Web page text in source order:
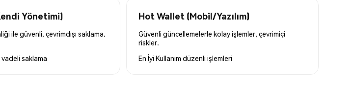
Yönetimi)
ile güvenli, çevrimdışı saklama.
saklama
Hot Wallet (Mobil/Yazılım)
Güvenli güncellemelerle kolay işlemler, çevrimiçi
riskler.
En İyi Kullanım düzenli işlemleri